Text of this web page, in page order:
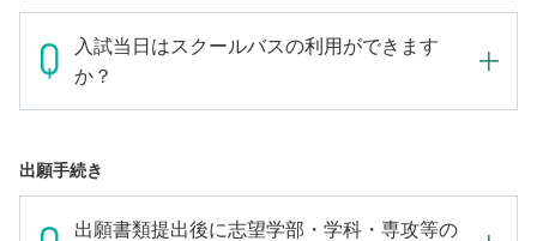
入試当日はスクールバスの利用ができます
か？
出願手続き
出願書類提出後に志望学部・学科・専攻等の